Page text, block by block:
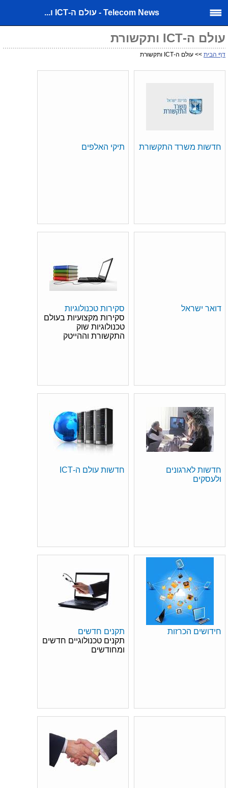
Telecom News - עולם ה-ICT ו...
עולם ה-ICT ותקשורת
דף הבית >> עולם ה-ICT ותקשורת
חדשות משרד התקשורת תיקי האלפים
דואר ישראל
סקירות טכנולוגיות
סקירות מקצועיות בעולם
טכנולוגיות שוק
התקשורת וההייטק
חדשות לארגונים
ולעסקים
חדשות עולם ה-ICT
חידושים הכרזות
תקנים חדשים
תקנים טכנולוגיים חדשים
ומחודשים